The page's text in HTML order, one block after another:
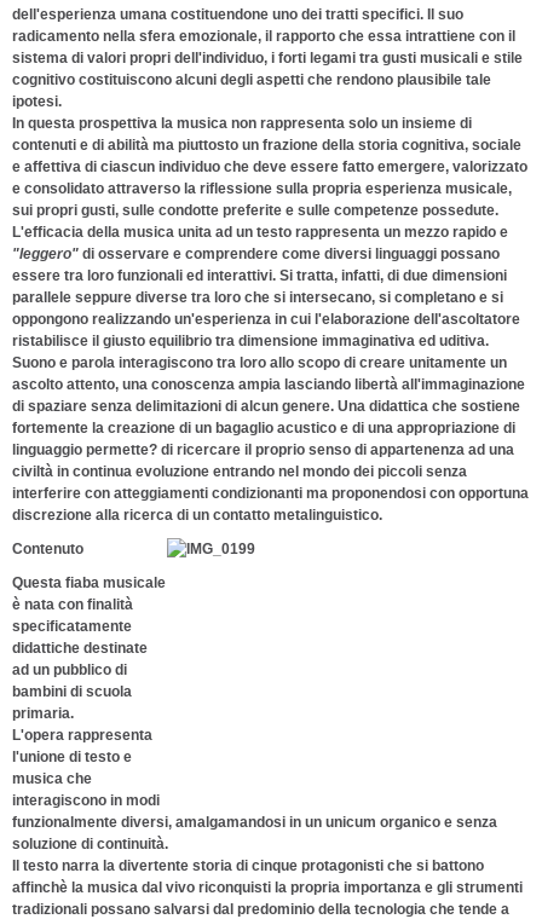
dell'esperienza umana costituendone uno dei tratti specifici. Il suo
radicamento nella sfera emozionale, il rapporto che essa intrattiene con il
sistema di valori propri dell'individuo, i forti legami tra gusti musicali e stile
cognitivo costituiscono alcuni degli aspetti che rendono plausibile tale
ipotesi.
In questa prospettiva la musica non rappresenta solo un insieme di
contenuti e di abilità ma piuttosto un frazione della storia cognitiva, sociale
e affettiva di ciascun individuo che deve essere fatto emergere, valorizzato
e consolidato attraverso la riflessione sulla propria esperienza musicale,
sui propri gusti, sulle condotte preferite e sulle competenze possedute.
L'efficacia della musica unita ad un testo rappresenta un mezzo rapido e
"leggero" di osservare e comprendere come diversi linguaggi possano
essere tra loro funzionali ed interattivi. Si tratta, infatti, di due dimensioni
parallele seppure diverse tra loro che si intersecano, si completano e si
oppongono realizzando un'esperienza in cui l'elaborazione dell'ascoltatore
ristabilisce il giusto equilibrio tra dimensione immaginativa ed uditiva.
Suono e parola interagiscono tra loro allo scopo di creare unitamente un
ascolto attento, una conoscenza ampia lasciando libertà all'immaginazione
di spaziare senza delimitazioni di alcun genere. Una didattica che sostiene
fortemente la creazione di un bagaglio acustico e di una appropriazione di
linguaggio permette? di ricercare il proprio senso di appartenenza ad una
civiltà in continua evoluzione entrando nel mondo dei piccoli senza
interferire con atteggiamenti condizionanti ma proponendosi con opportuna
discrezione alla ricerca di un contatto metalinguistico.
Contenuto
Questa fiaba musicale
è nata con finalità
specificatamente
didattiche destinate
ad un pubblico di
bambini di scuola
primaria.
L'opera rappresenta
l'unione di testo e
musica che
interagiscono in modi
funzionalmente diversi, amalgamandosi in un unicum organico e senza
soluzione di continuità.
Il testo narra la divertente storia di cinque protagonisti che si battono
affinchè la musica dal vivo riconquisti la propria importanza e gli strumenti
tradizionali possano salvarsi dal predominio della tecnologia che tende a